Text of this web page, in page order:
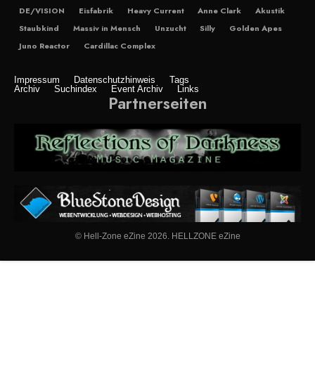
DE/VISION
Eisfabrik Heavy Current Anne Clark
Akustik
Staubkind
Massiv in Mensch Unzucht Silly
Golden Apes
Juno Reactor
Cardillac Complex
Impressum Datenschutzhinweis
Tags
Archiv
Suchindex Event Archiv Links
Partnerseiten
© Hell-Zone eZine 2026. HELLZONE eZine